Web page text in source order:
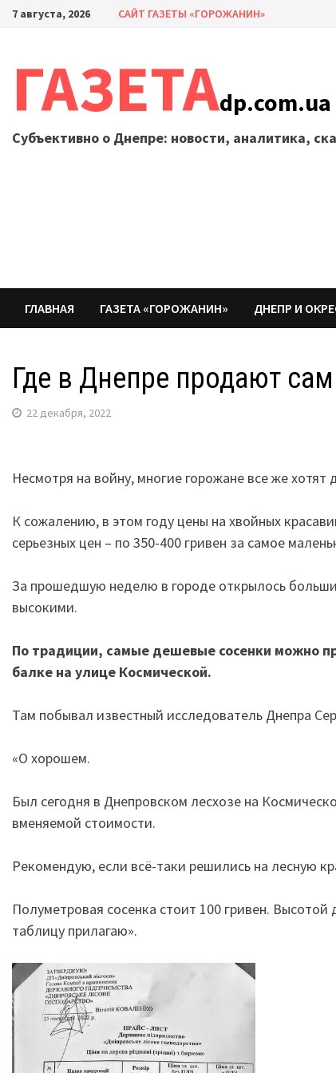
Перейти
7 августа, 2026 САЙТ ГАЗЕТЫ «ГОРОЖАНИН»
ГАЗЕТАdp.com.ua
Субъективно о Днепре: новости, аналитика,
ГЛАВНАЯ ГАЗЕТА «ГОРОЖАНИН» ДНЕПР И
Где в Днепре продают
22 декабря, 2022
Несмотря на войну, многие горожане все же
К сожалению, в этом году цены на хвойных
серьезных цен – по 350-400 гривен за самое
За прошедшую неделю в городе открылось
высокими.
По традиции, самые дешевые сосенки можно
балке на улице Космической.
Там побывал известный исследователь Днепра
«О хорошем.
Был сегодня в Днепровском лесхозе на
вменяемой стоимости.
Рекомендую, если всё-таки решились на лесную
Полуметровая сосенка стоит 100 гривен.
таблицу прилагаю».